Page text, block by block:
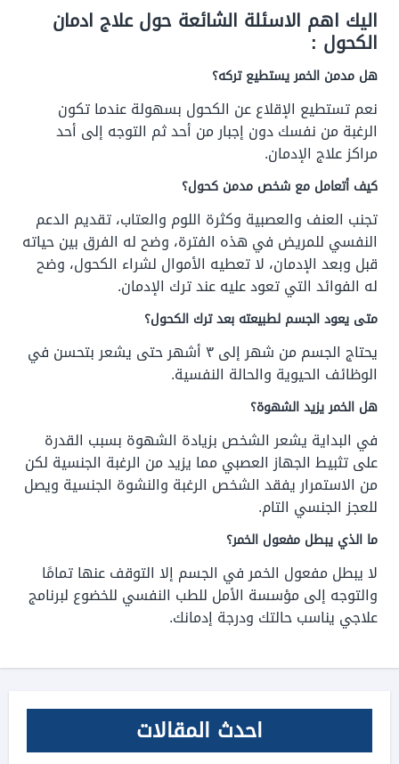
اليك اهم الاسئلة الشائعة حول علاج ادمان
الكحول :
هل مدمن الخمر يستطيع تركه؟
نعم تستطيع الإقلاع عن الكحول بسهولة عندما تكون
الرغبة من نفسك دون إجبار من أحد ثم التوجه إلى أحد
مراكز علاج الإدمان.
كيف أتعامل مع شخص مدمن كحول؟
تجنب العنف والعصبية وكثرة اللوم والعتاب، تقديم الدعم
النفسي للمريض في هذه الفترة، وضح له الفرق بين حياته
قبل وبعد الإدمان، لا تعطيه الأموال لشراء الكحول، وضح
له الفوائد التي تعود عليه عند ترك الإدمان.
متى يعود الجسم لطبيعته بعد ترك الكحول؟
يحتاج الجسم من شهر إلى ٣ أشهر حتى يشعر بتحسن في
الوظائف الحيوية والحالة النفسية.
هل الخمر يزيد الشهوة؟
في البداية يشعر الشخص بزيادة الشهوة بسبب القدرة
على تثبيط الجهاز العصبي مما يزيد من الرغبة الجنسية لكن
من الاستمرار يفقد الشخص الرغبة والنشوة الجنسية ويصل
للعجز الجنسي التام.
ما الذي يبطل مفعول الخمر؟
لا يبطل مفعول الخمر في الجسم إلا التوقف عنها تمامًا
والتوجه إلى مؤسسة الأمل للطب النفسي للخضوع لبرنامج
علاجي يناسب حالتك ودرجة إدمانك.
احدث المقالات